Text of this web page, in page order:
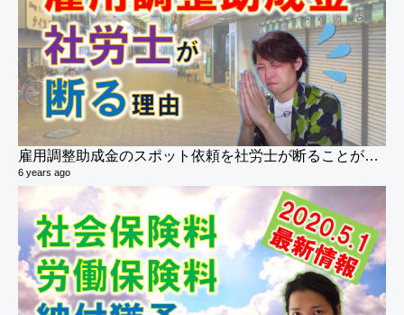
雇用調整助成金のスポット依頼を社労士が断ることが多いのはナゼ？
6 years ago